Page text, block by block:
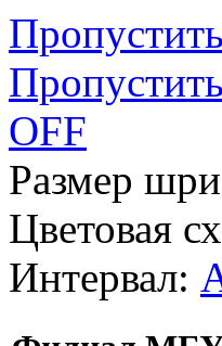
OFF
Размер
Цветовая
Интервал: